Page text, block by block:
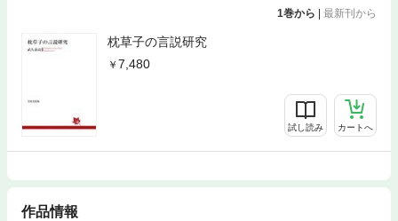
1巻から 最新刊から
枕草子の言説研究
7,480
試し読み カートへ
作品情報